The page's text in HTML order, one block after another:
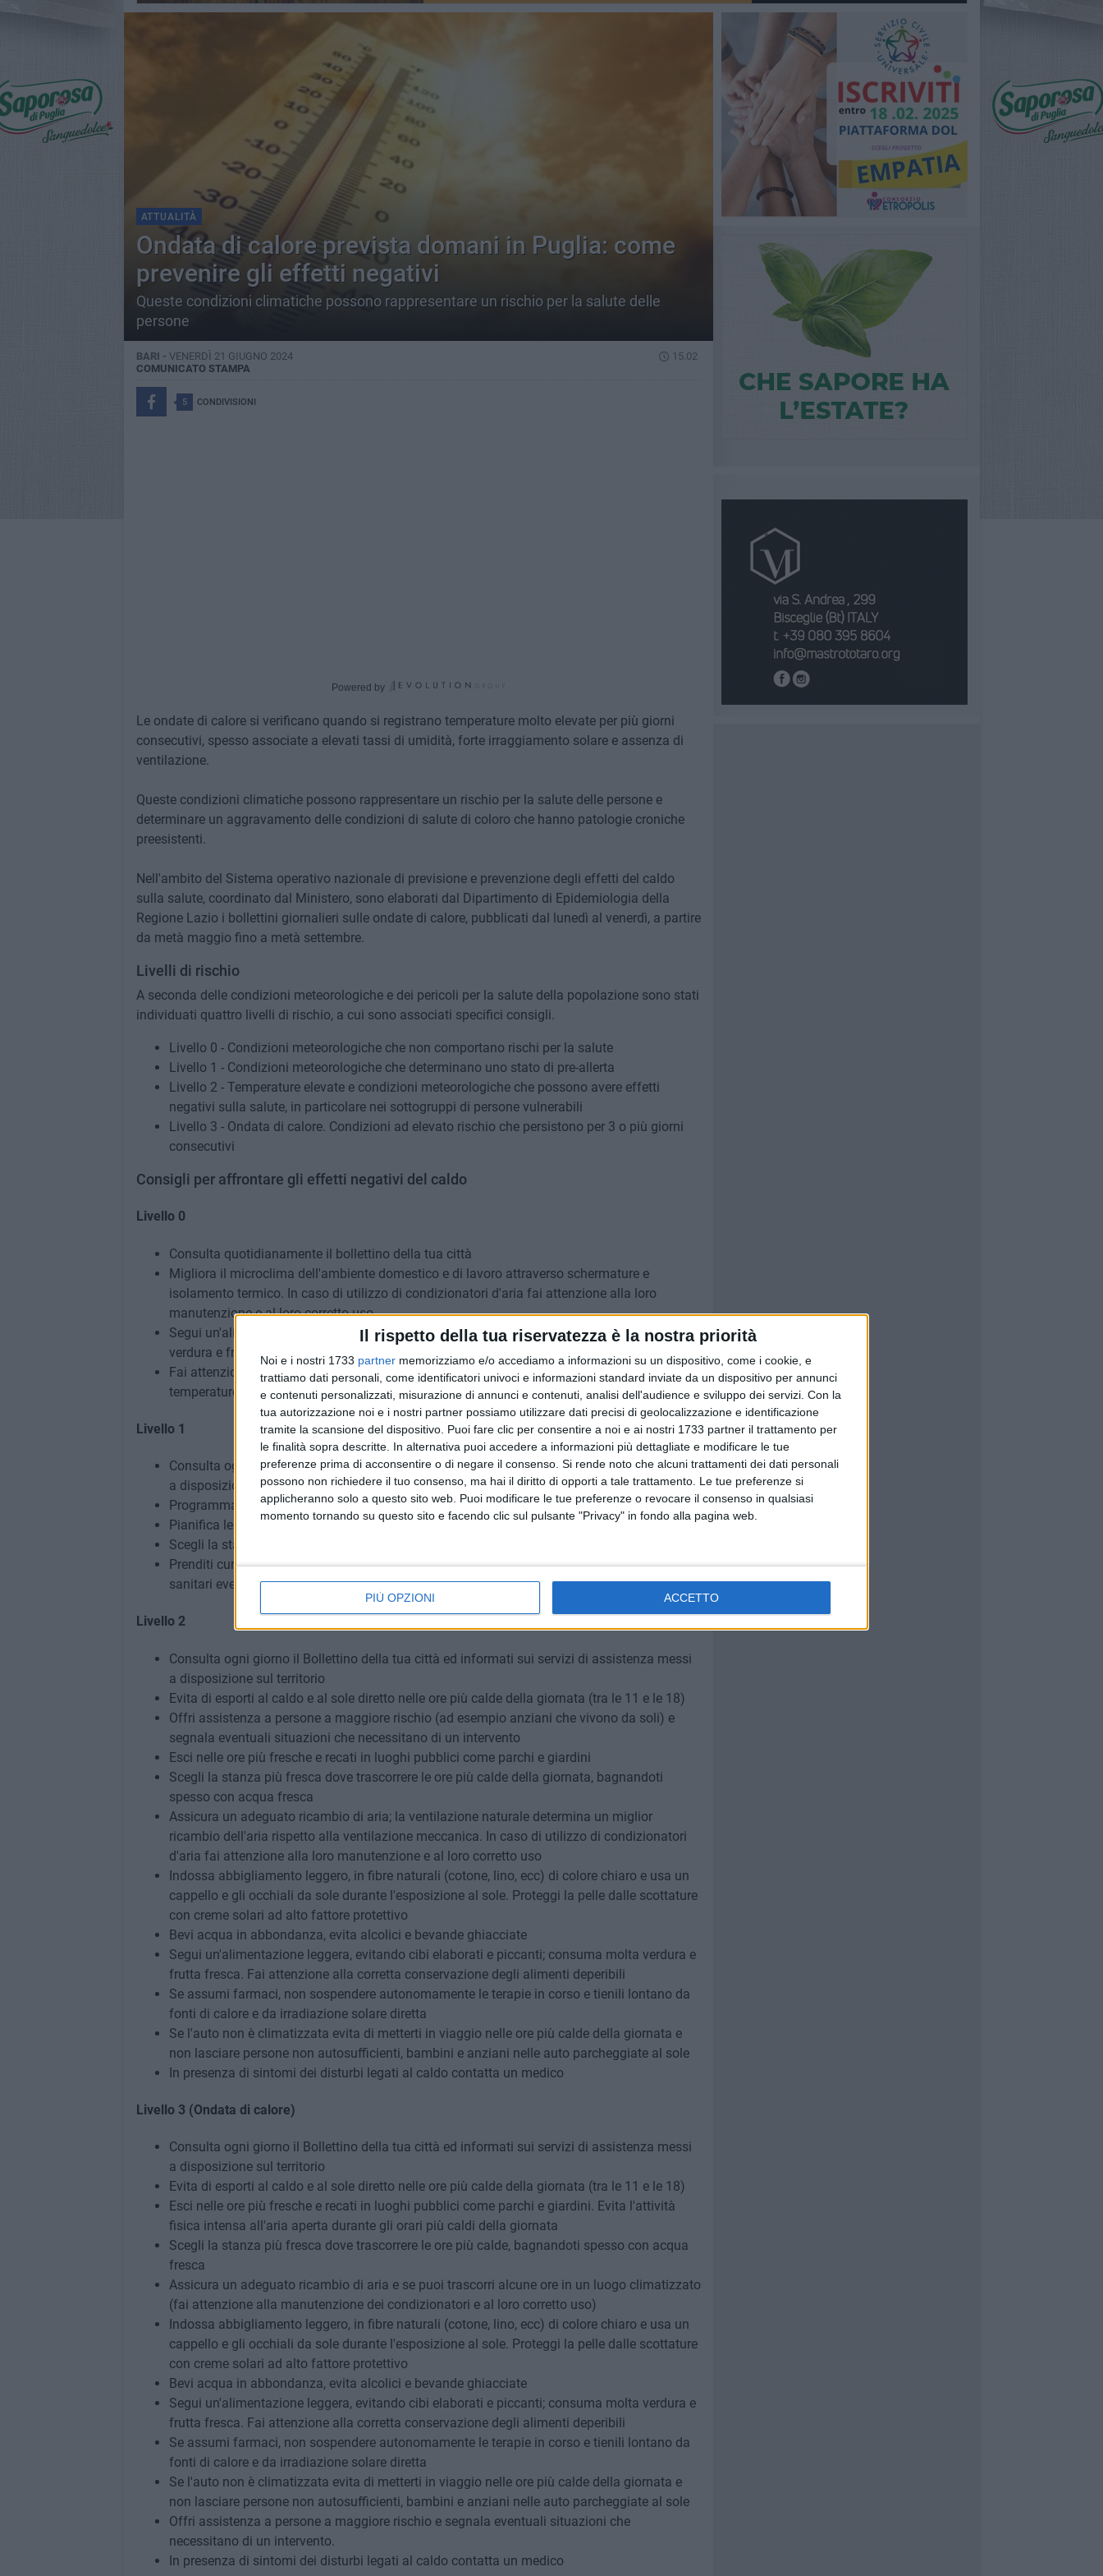
Il rispetto della tua riservatezza è la nostra priorità
Noi e i nostri 1733 partner memorizziamo e/o accediamo a informazioni su un dispositivo, come i cookie, e
trattiamo dati personali, come identificatori univoci e informazioni standard inviate da un dispositivo per annunci
e contenuti personalizzati, misurazione di annunci e contenuti, analisi dell'audience e sviluppo dei servizi. Con la
tua autorizzazione noi e i nostri partner possiamo utilizzare dati precisi di geolocalizzazione e identificazione
tramite la scansione del dispositivo. Puoi fare clic per consentire a noi e ai nostri 1733 partner il trattamento per
le finalità sopra descritte. In alternativa puoi accedere a informazioni più dettagliate e modificare le tue
preferenze prima di acconsentire o di negare il consenso. Si rende noto che alcuni trattamenti dei dati personali
possono non richiedere il tuo consenso, ma hai il diritto di opporti a tale trattamento. Le tue preferenze si
applicheranno solo a questo sito web. Puoi modificare le tue preferenze o revocare il consenso in qualsiasi
momento tornando su questo sito e facendo clic sul pulsante "Privacy" in fondo alla pagina web.
PIÙ OPZIONI ACCETTO
ATTUALITÀ
Ondata di calore prevista domani in Puglia: come
prevenire gli effetti negativi
Queste condizioni climatiche possono rappresentare un rischio per la salute delle
persone
BARI - VENERDÌ 21 GIUGNO 2024
15.02
COMUNICATO STAMPA
5 CONDIVISIONI
Powered by
Le ondate di calore si verificano quando si registrano temperature molto elevate per più giorni
consecutivi, spesso associate a elevati tassi di umidità, forte irraggiamento solare e assenza di
ventilazione.
Queste condizioni climatiche possono rappresentare un rischio per la salute delle persone e
determinare un aggravamento delle condizioni di salute di coloro che hanno patologie croniche
preesistenti.
Nell'ambito del Sistema operativo nazionale di previsione e prevenzione degli effetti del caldo
sulla salute, coordinato dal Ministero, sono elaborati dal Dipartimento di Epidemiologia della
Regione Lazio i bollettini giornalieri sulle ondate di calore, pubblicati dal lunedì al venerdì, a partire
da metà maggio fino a metà settembre.
Livelli di rischio
A seconda delle condizioni meteorologiche e dei pericoli per la salute della popolazione sono stati
individuati quattro livelli di rischio, a cui sono associati specifici consigli.
Livello 0 - Condizioni meteorologiche che non comportano rischi per la salute
Livello 1 - Condizioni meteorologiche che determinano uno stato di pre-allerta
Livello 2 - Temperature elevate e condizioni meteorologiche che possono avere effetti
negativi sulla salute, in particolare nei sottogruppi di persone vulnerabili
Livello 3 - Ondata di calore. Condizioni ad elevato rischio che persistono per 3 o più giorni
consecutivi
Consigli per affrontare gli effetti negativi del caldo
Livello 0
Consulta quotidianamente il bollettino della tua città
Migliora il microclima dell'ambiente domestico e di lavoro attraverso schermature e
isolamento termico. In caso di utilizzo di condizionatori d'aria fai attenzione alla loro
manutenzione e al loro corretto uso
Segui un'alimentazione leggera, evitando i cibi elaborati e piccanti e consumando molta
verdura e frutta fresca
Fai attenzione alla corretta conservazione degli alimenti deperibili perché elevate
temperature possono favorire la proliferazione di germi patogeni
Livello 1
Consulta ogni giorno il bollettino della tua città ed informati sui servizi di assistenza messi
a disposizione sul territorio
Programma i viaggi informandoti sulle previsioni nel luogo di destinazione
Pianifica le scorte di acqua, cibo e medicinali.
Scegli la stanza più fresca dove trascorrere le ore più calde della giornata
Prenditi cura di parenti o vicini di casa anziani che vivono soli e segnala ai servizi socio-
sanitari eventuali situazioni che necessitano di un intervento.
Livello 2
Consulta ogni giorno il Bollettino della tua città ed informati sui servizi di assistenza messi
a disposizione sul territorio
Evita di esporti al caldo e al sole diretto nelle ore più calde della giornata (tra le 11 e le 18)
Offri assistenza a persone a maggiore rischio (ad esempio anziani che vivono da soli) e
segnala eventuali situazioni che necessitano di un intervento
Esci nelle ore più fresche e recati in luoghi pubblici come parchi e giardini
Scegli la stanza più fresca dove trascorrere le ore più calde della giornata, bagnandoti
spesso con acqua fresca
Assicura un adeguato ricambio di aria; la ventilazione naturale determina un miglior
ricambio dell'aria rispetto alla ventilazione meccanica. In caso di utilizzo di condizionatori
d'aria fai attenzione alla loro manutenzione e al loro corretto uso
Indossa abbigliamento leggero, in fibre naturali (cotone, lino, ecc) di colore chiaro e usa un
cappello e gli occhiali da sole durante l'esposizione al sole. Proteggi la pelle dalle scottature
con creme solari ad alto fattore protettivo
Bevi acqua in abbondanza, evita alcolici e bevande ghiacciate
Segui un'alimentazione leggera, evitando cibi elaborati e piccanti; consuma molta verdura e
frutta fresca. Fai attenzione alla corretta conservazione degli alimenti deperibili
Se assumi farmaci, non sospendere autonomamente le terapie in corso e tienili lontano da
fonti di calore e da irradiazione solare diretta
Se l'auto non è climatizzata evita di metterti in viaggio nelle ore più calde della giornata e
non lasciare persone non autosufficienti, bambini e anziani nelle auto parcheggiate al sole
In presenza di sintomi dei disturbi legati al caldo contatta un medico
Livello 3 (Ondata di calore)
Consulta ogni giorno il Bollettino della tua città ed informati sui servizi di assistenza messi
a disposizione sul territorio
Evita di esporti al caldo e al sole diretto nelle ore più calde della giornata (tra le 11 e le 18)
Esci nelle ore più fresche e recati in luoghi pubblici come parchi e giardini. Evita l'attività
fisica intensa all'aria aperta durante gli orari più caldi della giornata
Scegli la stanza più fresca dove trascorrere le ore più calde, bagnandoti spesso con acqua
fresca
Assicura un adeguato ricambio di aria e se puoi trascorri alcune ore in un luogo climatizzato
(fai attenzione alla manutenzione dei condizionatori e al loro corretto uso)
Indossa abbigliamento leggero, in fibre naturali (cotone, lino, ecc) di colore chiaro e usa un
cappello e gli occhiali da sole durante l'esposizione al sole. Proteggi la pelle dalle scottature
con creme solari ad alto fattore protettivo
Bevi acqua in abbondanza, evita alcolici e bevande ghiacciate
Segui un'alimentazione leggera, evitando cibi elaborati e piccanti; consuma molta verdura e
frutta fresca. Fai attenzione alla corretta conservazione degli alimenti deperibili
Se assumi farmaci, non sospendere autonomamente le terapie in corso e tienili lontano da
fonti di calore e da irradiazione solare diretta
Se l'auto non è climatizzata evita di metterti in viaggio nelle ore più calde della giornata e
non lasciare persone non autosufficienti, bambini e anziani nelle auto parcheggiate al sole
Offri assistenza a persone a maggiore rischio e segnala eventuali situazioni che
necessitano di un intervento.
In presenza di sintomi dei disturbi legati al caldo contatta un medico